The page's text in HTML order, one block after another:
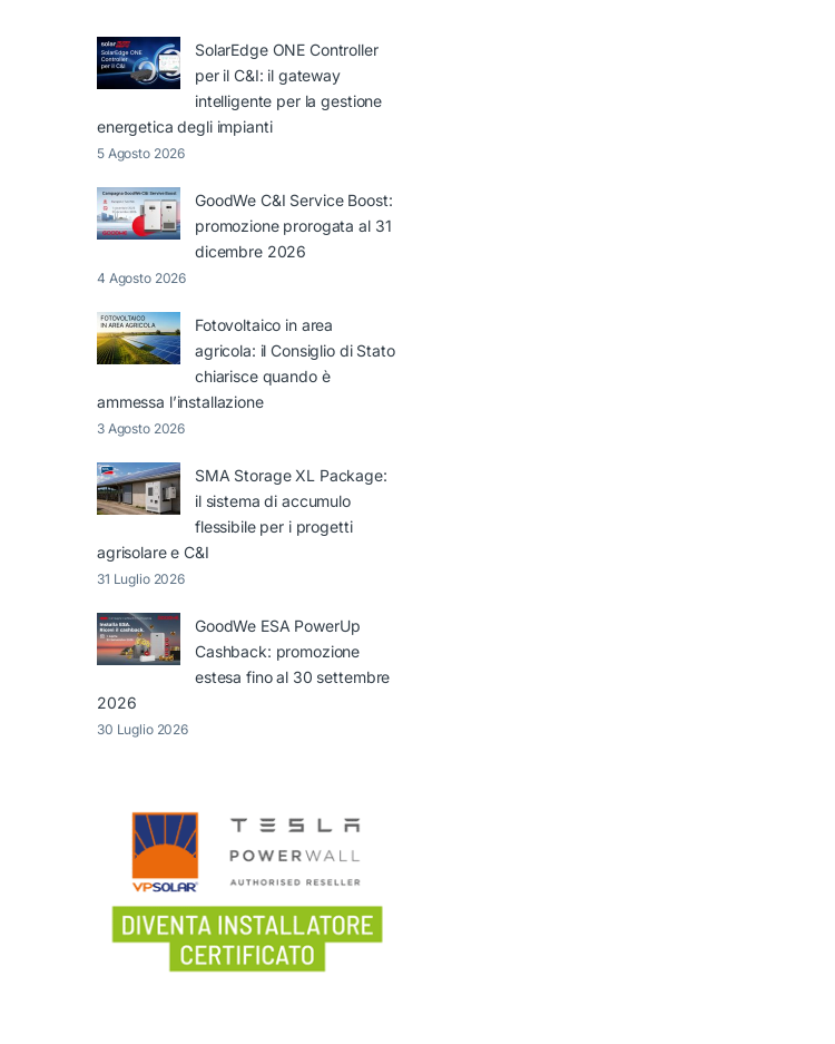
SolarEdge ONE Controller
per il C&I: il gateway
intelligente per la gestione
energetica degli impianti
5 Agosto 2026
GoodWe C&I Service Boost:
promozione prorogata al 31
dicembre 2026
4 Agosto 2026
Fotovoltaico in area
agricola: il Consiglio di Stato
chiarisce quando è
ammessa l’installazione
3 Agosto 2026
SMA Storage XL Package:
il sistema di accumulo
flessibile per i progetti
agrisolare e C&I
31 Luglio 2026
GoodWe ESA PowerUp
Cashback: promozione
estesa fino al 30 settembre
2026
30 Luglio 2026